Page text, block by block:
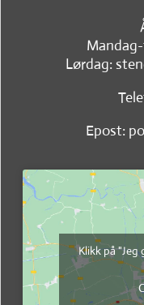
Lørdag:
Epost:
Klikk på